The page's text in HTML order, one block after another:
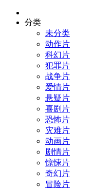
分类
未分类
动作片
科幻片
犯罪片
战争片
爱情片
悬疑片
喜剧片
恐怖片
灾难片
动画片
剧情片
惊悚片
奇幻片
冒险片